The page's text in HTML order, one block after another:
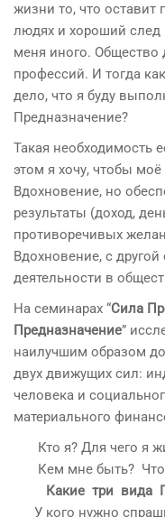
жизни то, что оставит
людях и хороший след
меня иного. Общество
профессий. И тогда
дело, что я буду
Предназначение?
Такая необходимость
этом я хочу, чтобы
Вдохновение, но
результаты (доход,
противоречивых
Вдохновение, с
деятельности в
На семинарах “Сила
Предназначение”
наилучшим образом
двух движущих сил:
человека и
материального
Кто я? Для чего я
Кем мне быть?
Какие три вида
У кого нужно